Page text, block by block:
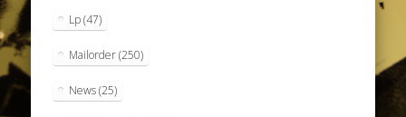
Lp(47)
Mailorder(250)
News(25)